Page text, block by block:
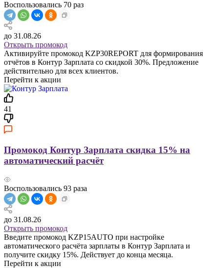
Воспользовались 70 раз
до 31.08.26
Открыть промокод
Активируйте промокод KZP30REPORT для формирования
отчётов в Контур Зарплата со скидкой 30%. Предложение
действительно для всех клиентов.
Перейти к акции
41
Промокод Контур Зарплата скидка 15% на
автоматический расчёт
Воспользовались 93 раза
до 31.08.26
Открыть промокод
Введите промокод KZP15AUTO при настройке
автоматического расчёта зарплаты в Контур Зарплата и
получите скидку 15%. Действует до конца месяца.
Перейти к акции